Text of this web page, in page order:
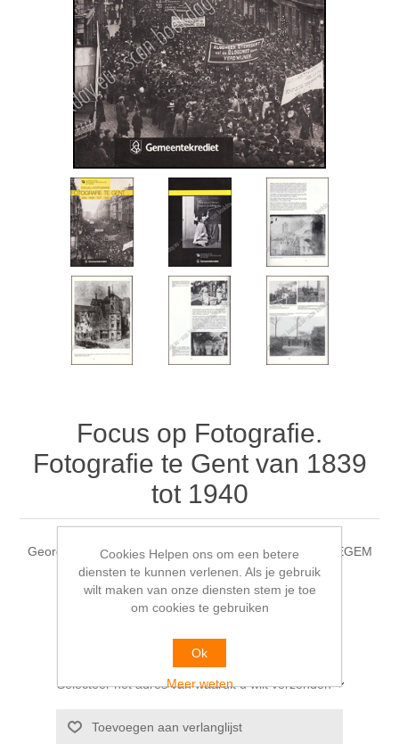
Focus op Fotografie.
Fotografie te Gent van 1839
tot 1940
George ANTHEUNIS Guido DESEYN & Marc VAN GYSEGEM
€30,00
Selecteer het adres van waaruit u wilt verzenden
Cookies Helpen ons om een betere
diensten te kunnen verlenen. Als je gebruik
wilt maken van onze diensten stem je toe
om cookies te gebruiken
Ok
Meer weten